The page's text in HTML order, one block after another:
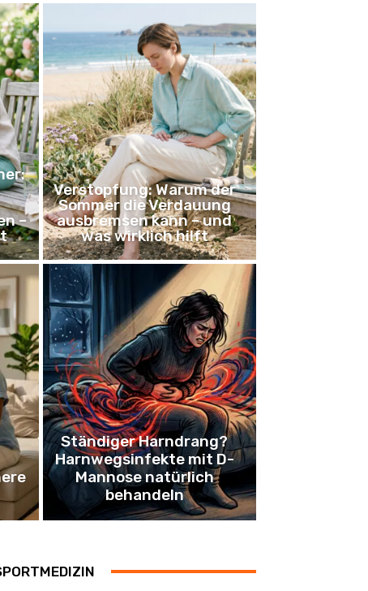
–
Verstopfung: Warum der
Sommer die Verdauung
ausbremsen kann – und
was wirklich hilft
Ständiger Harndrang?
Harnwegsinfekte mit D-
Mannose natürlich
behandeln